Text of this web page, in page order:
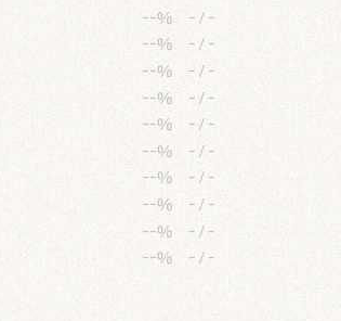
--% - / -
--% - / -
--% - / -
--% - / -
--% -/ -
--% - / -
--% - / -
--% - / -
--% - / -
--% - / -